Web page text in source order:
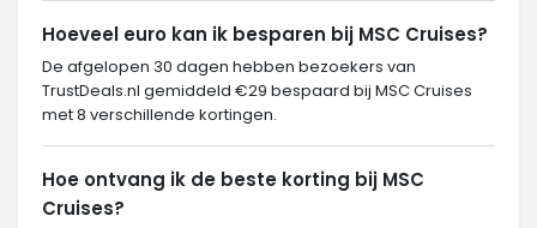
Hoeveel euro kan ik besparen bij MSC Cruises?
De afgelopen 30 dagen hebben bezoekers van
TrustDeals.nl gemiddeld €29 bespaard bij MSC Cruises
met 8 verschillende kortingen.
Hoe ontvang ik de beste korting bij MSC
Cruises?